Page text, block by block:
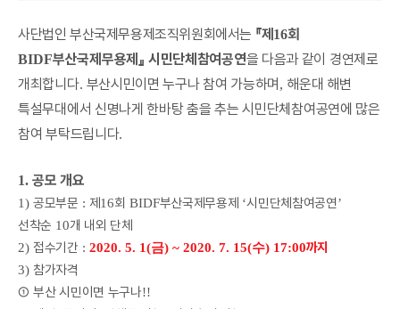
사단법인 부산국제무용제조직위원회에서는 『제 16회
BIDF부산국제무용제 』 시민단체참여공연을 다음과 같이 경연제로
개최합니다. 부산시민이면 누구나 참여 가능하며 , 해운대 해변
특설무대에서 신명나게 한바탕 춤을 추는 시민단체참여공연에 많은
참여 부탁드립니다.
1. 공모 개요
1) 공모부문 : 제16회 BIDF부산국제무용제 ‘시민단체참여공연’
선착순 10개 내외 단체
2) 접수기간 : 2020. 5. 1(금) ~ 2020. 7. 15(수) 17:00까지
3) 참가자격
① 부산 시민이면 누구나!!